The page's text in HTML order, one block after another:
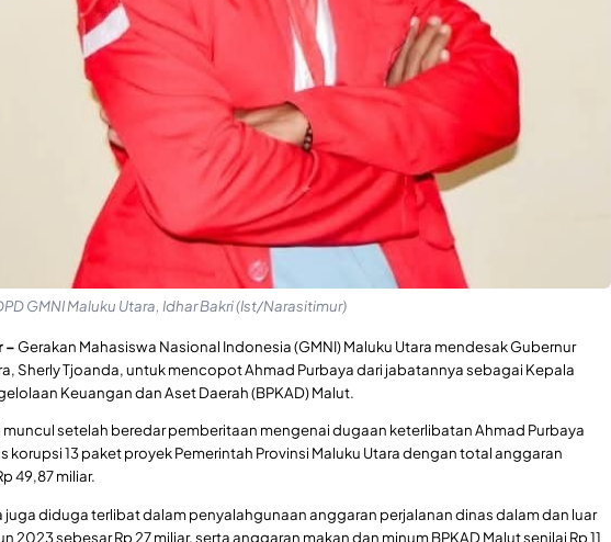
GMNI Maluku Utara, Idhar Bakri (Ist/Narasitimur)
– Gerakan Mahasiswa Nasional Indonesia (GMNI) Maluku Utara mendesak Gubernur
Sherly Tjoanda, untuk mencopot Ahmad Purbaya dari jabatannya sebagai Kepala
Keuangan dan Aset Daerah (BPKAD) Malut.
muncul setelah beredar pemberitaan mengenai dugaan keterlibatan Ahmad Purbaya
korupsi 13 paket proyek Pemerintah Provinsi Maluku Utara dengan total anggaran
49,87 miliar.
juga diduga terlibat dalam penyalahgunaan anggaran perjalanan dinas dalam dan luar
2023 sebesar Rp 27 miliar, serta anggaran makan dan minum BPKAD Malut senilai Rp 11